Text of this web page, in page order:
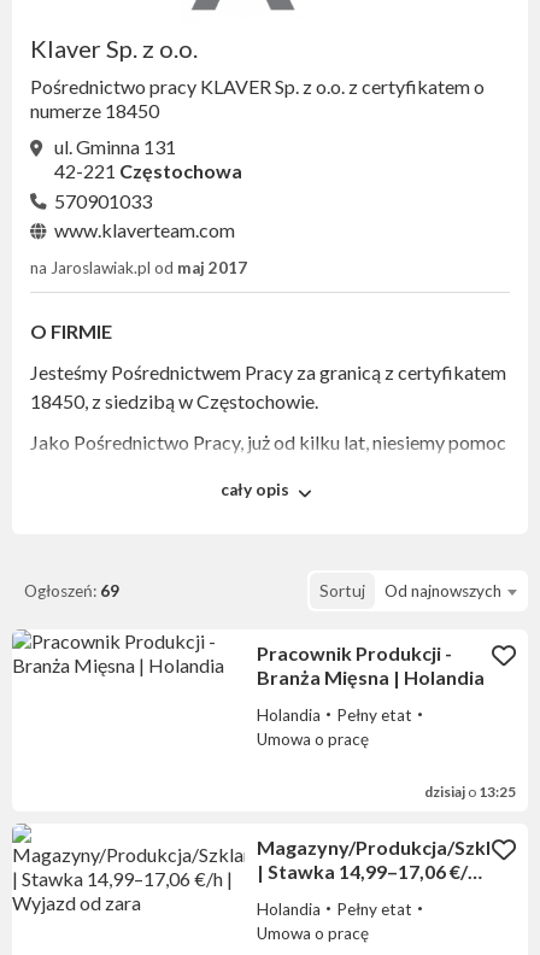
Klaver Sp. z o.o.
Pośrednictwo pracy KLAVER Sp. z o.o. z certyfikatem o
numerze 18450
ul. Gminna 131
42-221 Częstochowa
570901033
www.klaverteam.com
na Jaroslawiak.pl od maj 2017
O FIRMIE
Jesteśmy Pośrednictwem Pracy za granicą z certyfikatem
18450, z siedzibą w Częstochowie.
Jako Pośrednictwo Pracy, już od kilku lat, niesiemy pomoc
Rodakom. To co nas wyróżnia to jakość, doświadczenie
zadowoleniu Klientów oraz Kandydatów wyjeżdżających
posiadamy są różnorodne i skierowane praktycznie dla
każdego.
Wspólnie tworzymy Klaver Team!
Poszukujemy Kandydatów chętnych do podjęcia pracy w
Holandii, Belgii, Niemczech a także w Austrii. Posiadamy
oferty pracy bez doświadczenia, bez znajomości języka
obcego, na produkcji, w szklarniach, w magazynach, jak
również skierowane dla wykwalifikowanych specjalistów
w danym zawodzie. Szukasz pracy za granicą?
cały opis
Sortuj Od najnowszych
Ogłoszeń: 69
Pracownik Produkcji -
Branża Mięsna | Holandia
Holandia
Pełny etat
Umowa o pracę
dzisiaj o 13:25
Magazyny/Produkcja/Szklarnie
| Stawka 14,99–17,06 €/h |
Holandia
Pełny etat
Umowa o pracę